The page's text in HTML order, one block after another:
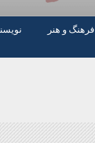
فرهنگ و هنر